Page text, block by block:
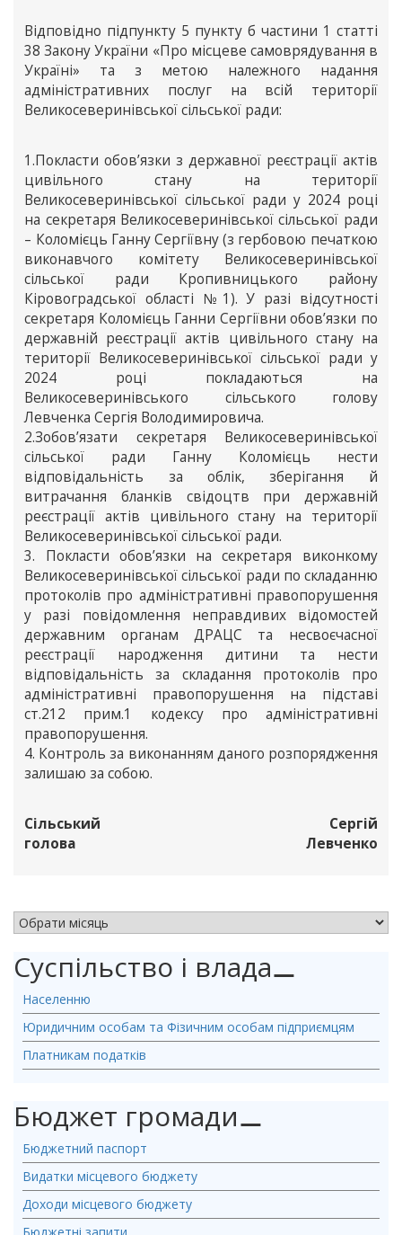
Відповідно підпункту 5 пункту б частини 1 статті
38 Закону України «Про місцеве самоврядування в
Україні» та з метою належного надання
адміністративних послуг на всій території
Великосеверинівської сільської ради:
1.Покласти обов’язки з державної реєстрації актів
цивільного стану на території
Великосеверинівської сільської ради у 2024 році
на секретаря Великосеверинівської сільської ради
– Коломієць Ганну Сергіївну (з гербовою печаткою
виконавчого комітету Великосеверинівської
сільської ради Кропивницького району
Кіровоградської області №1). У разі відсутності
секретаря Коломієць Ганни Сергіївни обов’язки по
державній реєстрації актів цивільного стану на
території Великосеверинівської сільської ради у
2024 році покладаються на
Великосеверинівського сільського голову
Левченка Сергія Володимировича.
2.Зобов’язати секретаря Великосеверинівської
сільської ради Ганну Коломієць нести
відповідальність за облік, зберігання й
витрачання бланків свідоцтв при державній
реєстрації актів цивільного стану на території
Великосеверинівської сільської ради.
3. Покласти обов’язки на секретаря виконкому
Великосеверинівської сільської ради по складанню
протоколів про адміністративні правопорушення
у разі повідомлення неправдивих відомостей
державним органам ДРАЦС та несвоєчасної
реєстрації народження дитини та нести
відповідальність за складання протоколів про
адміністративні правопорушення на підставі
ст.212 прим.1 кодексу про адміністративні
правопорушення.
4. Контроль за виконанням даного розпорядження
залишаю за собою.
Сільський
голова
Сергій
Левченко
Суспільство і влада⚊
Населенню
Юридичним особам та Фізичним особам підприємцям
Платникам податків
Бюджет громади⚊
Бюджетний паспорт
Видатки місцевого бюджету
Доходи місцевого бюджету